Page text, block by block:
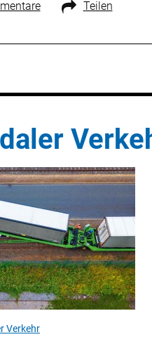
Teilen
Verkehr